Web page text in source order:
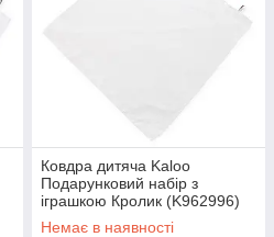
Ковдра дитяча Kaloo
Подарунковий набір з
іграшкою Кролик (K962996)
Немає в наявності